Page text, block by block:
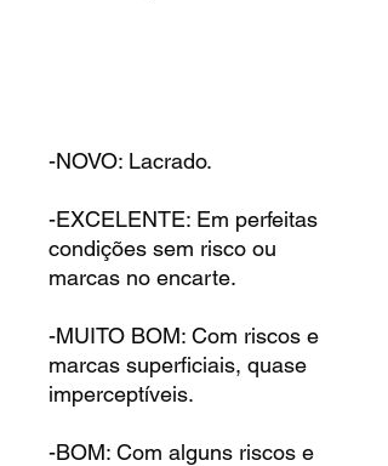
-NOVO: Lacrado.
-EXCELENTE: Em perfeitas
condições sem risco ou
marcas no encarte.
-MUITO BOM: Com riscos e
marcas superficiais, quase
imperceptíveis.
-BOM: Com alguns riscos e